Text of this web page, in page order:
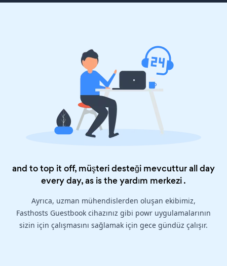
and to top it off, müşteri desteği mevcuttur all day
every day, as is theyardım merkezi.
Ayrıca, uzman mühendislerden oluşan ekibimiz,
Fasthosts Guestbook cihazınız gibi powr uygulamalarının
sizin için çalışmasını sağlamak için gece gündüz çalışır.